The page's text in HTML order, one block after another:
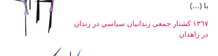
با (…)
١٣٦٧ کشتار جمعی زندانيان سياسي در زندان
در زاهدان